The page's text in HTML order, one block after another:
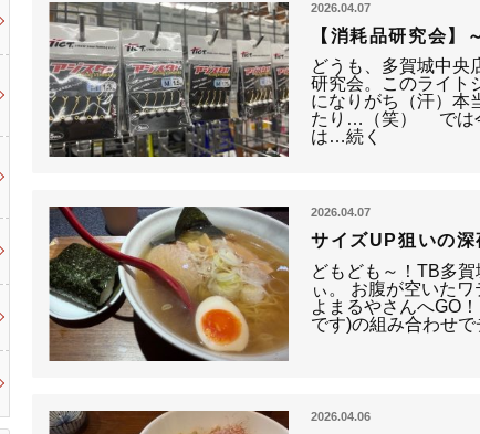
2026.04.07
【消耗品研究会
どうも、多賀城
研究会。このライト
になりがち（汗）本
たり…（笑） では
は…続く
2026.04.07
サイズUP狙いの深
どもども～！TB多
ぃ。 お腹が空いた
よまるやさんへGO
です)の組み合わせ
2026.04.06